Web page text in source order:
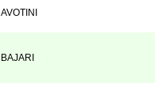
AVOTINI
BAJARI